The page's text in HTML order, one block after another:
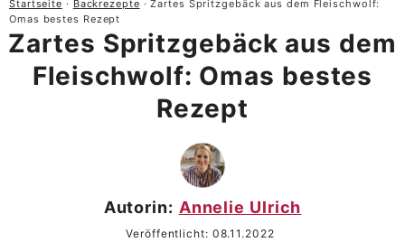
Startseite · Backrezepte ·Zartes Spritzgebäck aus dem Fleischwolf:
Omas bestes Rezept
Zartes Spritzgebäck aus dem
Fleischwolf: Omas bestes
Rezept
Autorin: Annelie Ulrich
Veröffentlicht: 08.11.2022